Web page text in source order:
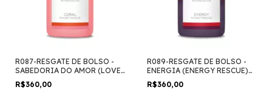
R087-RESGATE DE BOLSO -
SABEDORIA DO AMOR (LOVE
WISDOM) 25ml
R$360,00
R089-RESGATE DE BOLSO -
ENERGIA (ENERGY RESCUE)
25ml
R$360,00